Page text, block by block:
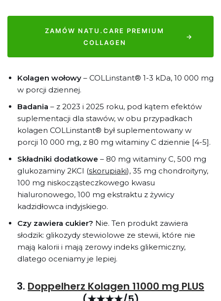
ZAMÓW NATU.CARE PREMIUM
COLLAGEN
→
Kolagen wołowy – COLLinstant® 1-3 kDa, 10 000 mg
w porcji dziennej.
Badania – z 2023 i 2025 roku, pod kątem efektów
suplementacji dla stawów, w obu przypadkach
kolagen COLLinstant® był suplementowany w
porcji 10 000 mg, z 80 mg witaminy C dziennie [4-5].
Składniki dodatkowe – 80 mg witaminy C, 500 mg
glukozaminy 2KCI (skorupiaki), 35 mg chondroityny,
100 mg niskocząsteczkowego kwasu
hialuronowego, 100 mg ekstraktu z żywicy
kadzidłowca indyjskiego.
Czy zawiera cukier? Nie. Ten produkt zawiera
słodzik: glikozydy stewiolowe ze stewii, które nie
mają kalorii i mają zerowy indeks glikemiczny,
dlatego oceniamy je lepiej.
3. Doppelherz Kolagen 11000 mg PLUS